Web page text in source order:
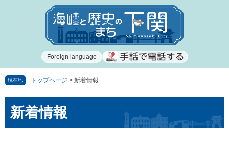
で
ば
Foreign language
現在地 トップページ > 新着情報
文新着情報